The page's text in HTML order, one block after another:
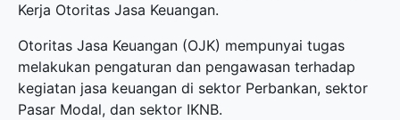
Kerja Otoritas Jasa Keuangan.
Otoritas Jasa Keuangan (OJK) mempunyai tugas
melakukan pengaturan dan pengawasan terhadap
kegiatan jasa keuangan di sektor Perbankan, sektor
Pasar Modal, dan sektor IKNB.